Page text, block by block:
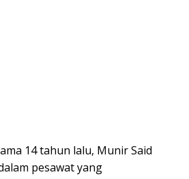
14 tahun lalu, Munir Said
pesawat yang